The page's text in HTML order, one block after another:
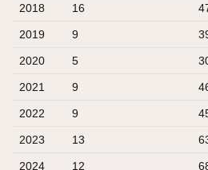
2018 16
2019 9
2020 5
2021 9
2022 9
2023 13
2024 12